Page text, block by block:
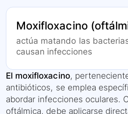
Moxifloxacino
actúa matando las
causan infecciones
El moxifloxacino,
antibióticos, se emplea
abordar infecciones oculares.
oftálmica, debe aplicarse